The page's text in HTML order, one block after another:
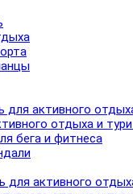
для активного
отдыха и
бега и фитнеса
для активного